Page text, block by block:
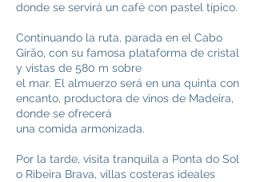
donde se servirá un café con pastel típico.
Continuando la ruta, parada en el Cabo
Girão, con su famosa plataforma de cristal
y vistas de 580 m sobre
el mar. El almuerzo será en una quinta con
encanto, productora de vinos de Madeira,
donde se ofrecerá
una comida armonizada.
Por la tarde, visita tranquila a Ponta do Sol
o Ribeira Brava, villas costeras ideales